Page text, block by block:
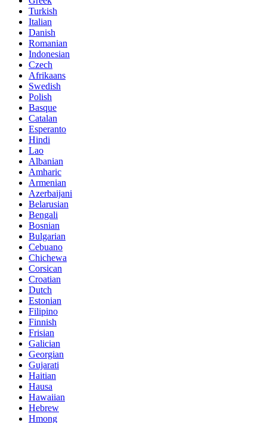
Turkish
Italian
Danish
Romanian
Indonesian
Czech
Afrikaans
Swedish
Polish
Basque
Catalan
Esperanto
Hindi
Lao
Albanian
Amharic
Armenian
Azerbaijani
Belarusian
Bengali
Bosnian
Bulgarian
Cebuano
Chichewa
Corsican
Croatian
Dutch
Estonian
Filipino
Finnish
Frisian
Galician
Georgian
Gujarati
Haitian
Hausa
Hawaiian
Hebrew
Hmong